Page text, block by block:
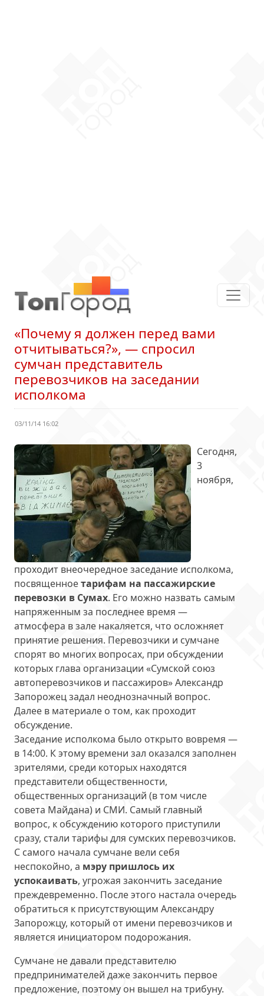
«Почему я должен перед вами
отчитываться?», — спросил
сумчан представитель
перевозчиков на заседании
исполкома
03/11/14 16:02
Сегодня,
3
ноября,
проходит внеочередное заседание исполкома,
посвященноетарифам на пассажирские
перевозки в Сумах. Его можно назвать самым
напряженным за последнее время —
атмосфера в зале накаляется, что осложняет
принятие решения. Перевозчики и сумчане
спорят во многих вопросах, при обсуждении
которых глава организации «Сумской союз
автоперевозчиков и пассажиров» Александр
Запорожец задал неоднозначный вопрос.
Далее в материале о том, как проходит
обсуждение.
Заседание исполкома было открыто вовремя —
в 14:00. К этому времени зал оказался заполнен
зрителями, среди которых находятся
представители общественности,
общественных организаций (в том числе
совета Майдана) и СМИ. Самый главный
вопрос, к обсуждению которого приступили
сразу, стали тарифы для сумских перевозчиков.
С самого начала сумчане вели себя
неспокойно, а мэру пришлось их
успокаивать, угрожая закончить заседание
преждевременно. После этого настала очередь
обратиться к присутствующим Александру
Запорожцу, который от имени перевозчиков и
является инициатором подорожания.
Сумчане не давали представителю
предпринимателей даже закончить первое
предложение, поэтому он вышел на трибуну.